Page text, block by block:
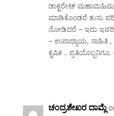
ಡಾಕ್ಟರೇಟ್
ಮಾಡಿಕೊಂಡರೆ ತುಸು
ನೋಡಿದರೆ – ಇದು
– ಉಪಾಧ್ಯಾಯ, ಸಾಹಿತಿ ,
ಕೃಷಿಕ .. ಪ್ರತಿಯೊಬ್ಬನಿಗೂ.
ಚಂದ್ರಶೇಖರ ದಾಮ್ಲೆ